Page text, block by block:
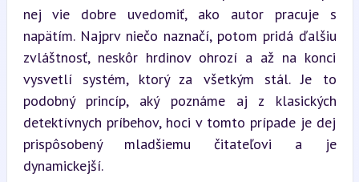
nej vie dobre uvedomiť, ako autor pracuje s
napätím. Najprv niečo naznačí, potom pridá ďalšiu
zvláštnosť, neskôr hrdinov ohrozí a až na konci
vysvetlí systém, ktorý za všetkým stál. Je to
podobný princíp, aký poznáme aj z klasických
detektívnych príbehov, hoci v tomto prípade je dej
prispôsobený mladšiemu čitateľovi a je
dynamickejší.